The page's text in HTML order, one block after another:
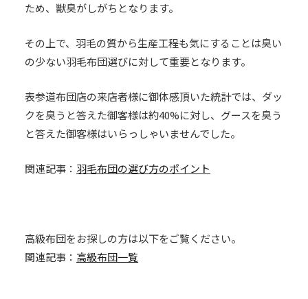
ため、獣臭がしがちとなります。
その上で、羽毛の質から生産工程も気にすることは臭い
の少ない羽毛布団選びに対して重要となります。
表参道布団店の来店者様に御体感頂いた統計では、ダッ
クを臭うと答えた御客様は約40%に対し、グースを臭う
と答えた御客様はいらっしゃいませんでした。
関連記事： 羽毛布団の選び方のポイント
高級布団をお探しの方は以下をご覧ください。
関連記事： 高級布団一覧